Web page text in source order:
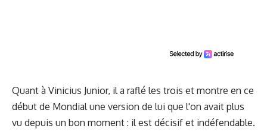
Quant à Vinicius Junior, il a raflé les trois et montre en ce
début de Mondial une version de lui que l'on avait plus
vu depuis un bon moment : il est décisif et indéfendable.